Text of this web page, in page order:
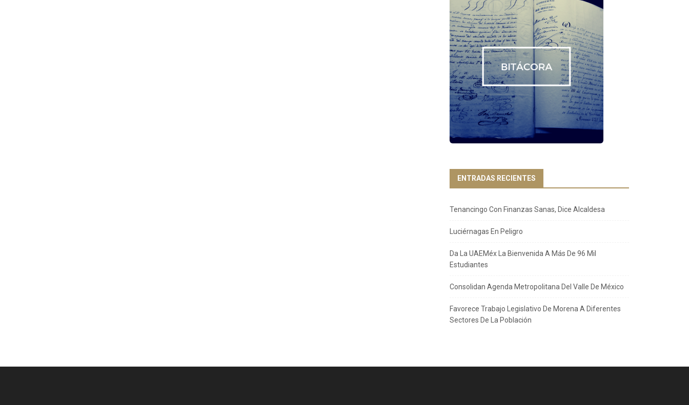
ENTRADAS RECIENTES
Tenancingo Con Finanzas Sanas, Dice Alcaldesa
Luciérnagas En Peligro
Da La UAEMéx La Bienvenida A Más De 96 Mil
Estudiantes
Consolidan Agenda Metropolitana Del Valle De México
Favorece Trabajo Legislativo De Morena A Diferentes
Sectores De La Población